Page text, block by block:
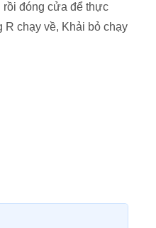
rồi đóng cửa để thực
R chạy về, Khải bỏ chạy